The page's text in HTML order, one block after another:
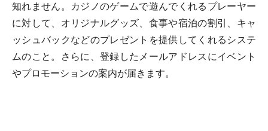
知れません。カジノのゲームで遊んでくれるプレーヤー
に対して、オリジナルグッズ、食事や宿泊の割引、キャ
ッシュバックなどのプレゼントを提供してくれるシステ
ムのこと。さらに、登録したメールアドレスにイベント
やプロモーションの案内が届きます。